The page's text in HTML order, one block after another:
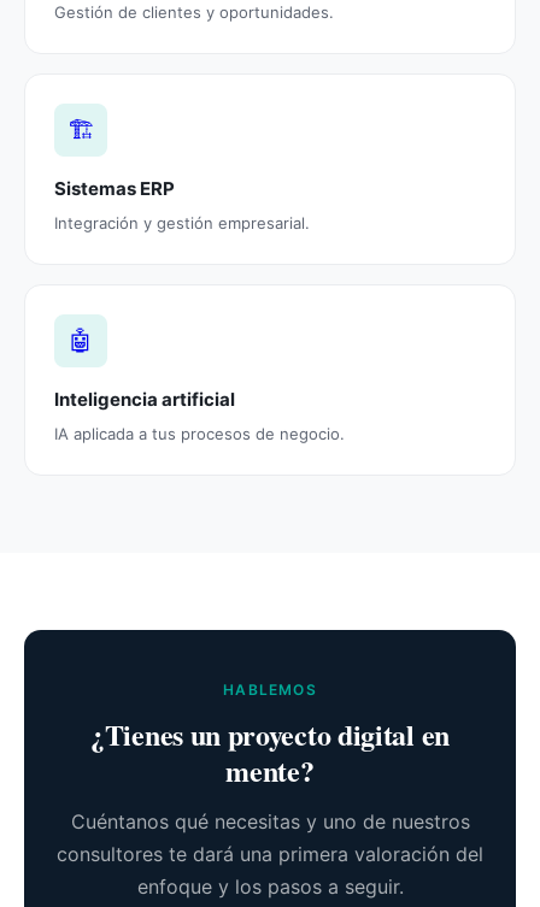
Gestión de clientes y oportunidades.
🏗️
Sistemas ERP
Integración y gestión empresarial.
🤖
Inteligencia artificial
IA aplicada a tus procesos de negocio.
HABLEMOS
¿Tienes un proyecto digital en
mente?
Cuéntanos qué necesitas y uno de nuestros
consultores te dará una primera valoración del
enfoque y los pasos a seguir.